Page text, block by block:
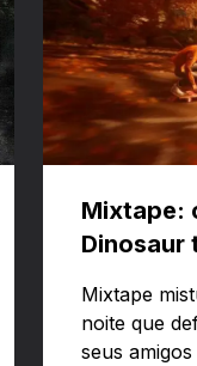
Mixtape:
Dinosaur
Mixtape
noite que
seus